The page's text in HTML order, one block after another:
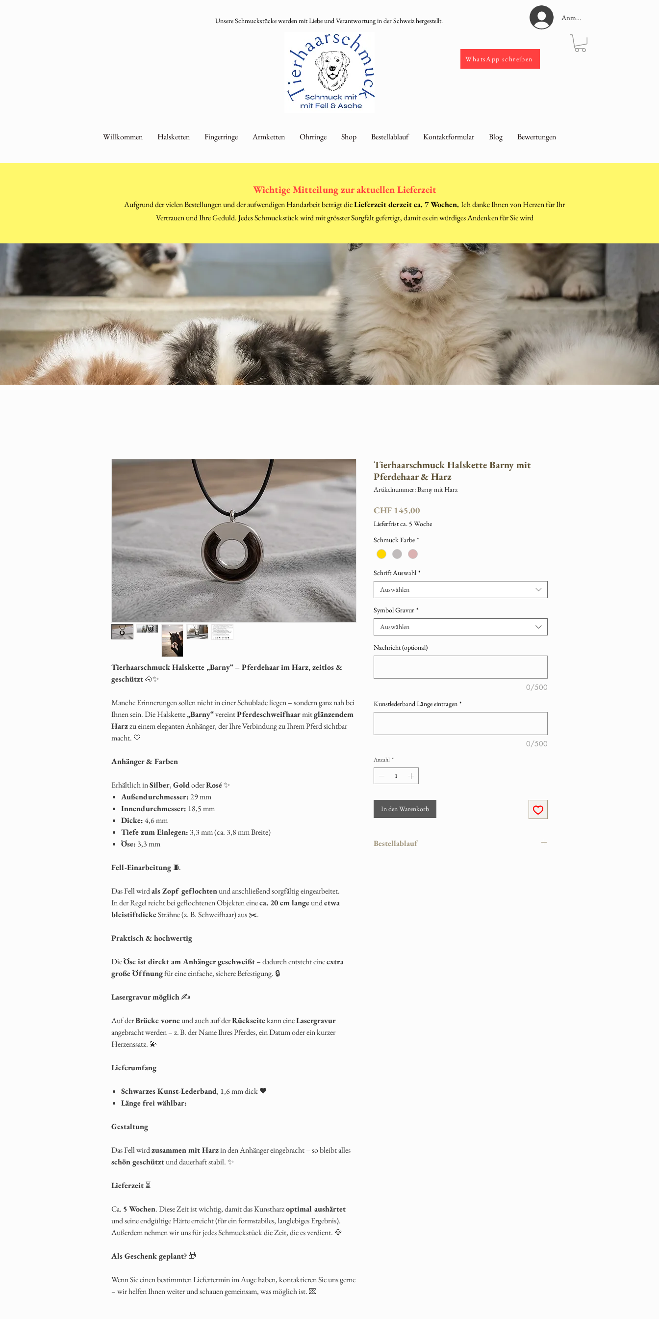
Unsere Schmuckstücke werden mit Liebe und Verantwortung in der Schweiz hergestellt. Anmelden
WhatsApp schreiben
Willkommen Halsketten Fingerringe Armketten Ohrringe Shop Bestellablauf Kontaktformular Blog Bewertungen
Wichtige Mitteilung zur aktuellen Lieferzeit
Aufgrund der vielen Bestellungen und der aufwendigen Handarbeit beträgt dieLieferzeit derzeit ca. 7 Wochen.Ich danke Ihnen von Herzen für Ihr
Vertrauen und Ihre Geduld. Jedes Schmuckstück wird mit grösster Sorgfalt gefertigt, damit es ein würdiges Andenken für Sie wird
Tierhaarschmuck Halskette „Barny“ – Pferdehaar im Harz, zeitlos &
geschützt🐴✨
Manche Erinnerungen sollen nicht in einer Schublade liegen – sondern ganz nah bei
Ihnen sein. Die Halskette„Barny“vereintPferdeschweifhaarmitglänzendem
Harzzu einem eleganten Anhänger, der Ihre Verbindung zu Ihrem Pferd sichtbar
macht. 🤍
Anhänger & Farben
Erhältlich inSilber,GoldoderRosé✨
Außendurchmesser:29 mm
Innendurchmesser: 18,5 mm
Dicke:4,6 mm
Tiefe zum Einlegen: 3,3 mm (ca. 3,8 mm Breite)
Öse: 3,3 mm
Fell-Einarbeitung 🧵
Das Fell wirdals Zopf geflochtenund anschließend sorgfältig eingearbeitet.
In der Regel reicht bei geflochtenen Objekten eineca. 20 cm langeundetwa
bleistiftdickeSträhne (z. B. Schweifhaar) aus ✂️.
Praktisch & hochwertig
DieÖse ist direkt am Anhänger geschweißt– dadurch entsteht eineextra
große Öffnungfür eine einfache, sichere Befestigung. 🔒
Lasergravur möglich✍️
Auf derBrücke vorneund auch auf derRückseitekann eineLasergravur
angebracht werden – z. B. der Name Ihres Pferdes, ein Datum oder ein kurzer
Herzenssatz. 💫
Lieferumfang
Schwarzes Kunst-Lederband, 1,6 mm dick 🖤
Länge frei wählbar:
Gestaltung
Das Fell wirdzusammen mit Harzin den Anhänger eingebracht – so bleibt alles
schön geschütztund dauerhaft stabil. ✨
Lieferzeit⏳
Ca. 5 Wochen. Diese Zeit ist wichtig, damit das Kunstharzoptimal aushärtet
und seine endgültige Härte erreicht (für ein formstabiles, langlebiges Ergebnis).
Außerdem nehmen wir uns für jedes Schmuckstück die Zeit, die es verdient. 💎
Als Geschenk geplant?🎁
Wenn Sie einen bestimmten Liefertermin im Auge haben, kontaktieren Sie uns gerne
– wir helfen Ihnen weiter und schauen gemeinsam, was möglich ist. 💌
Tierhaarschmuck Halskette Barny mit
Pferdehaar & Harz
Artikelnummer: Barny mit Harz
CHF 145.00
Lieferfrist ca. 5 Woche
Schmuck Farbe *
Schrift Auswahl *
Auswählen
Symbol Gravur *
Auswählen
Nachricht (optional)
0/500
Kunstlederband Länge eintragen *
0/500
Anzahl *
In den Warenkorb
Bestellablauf